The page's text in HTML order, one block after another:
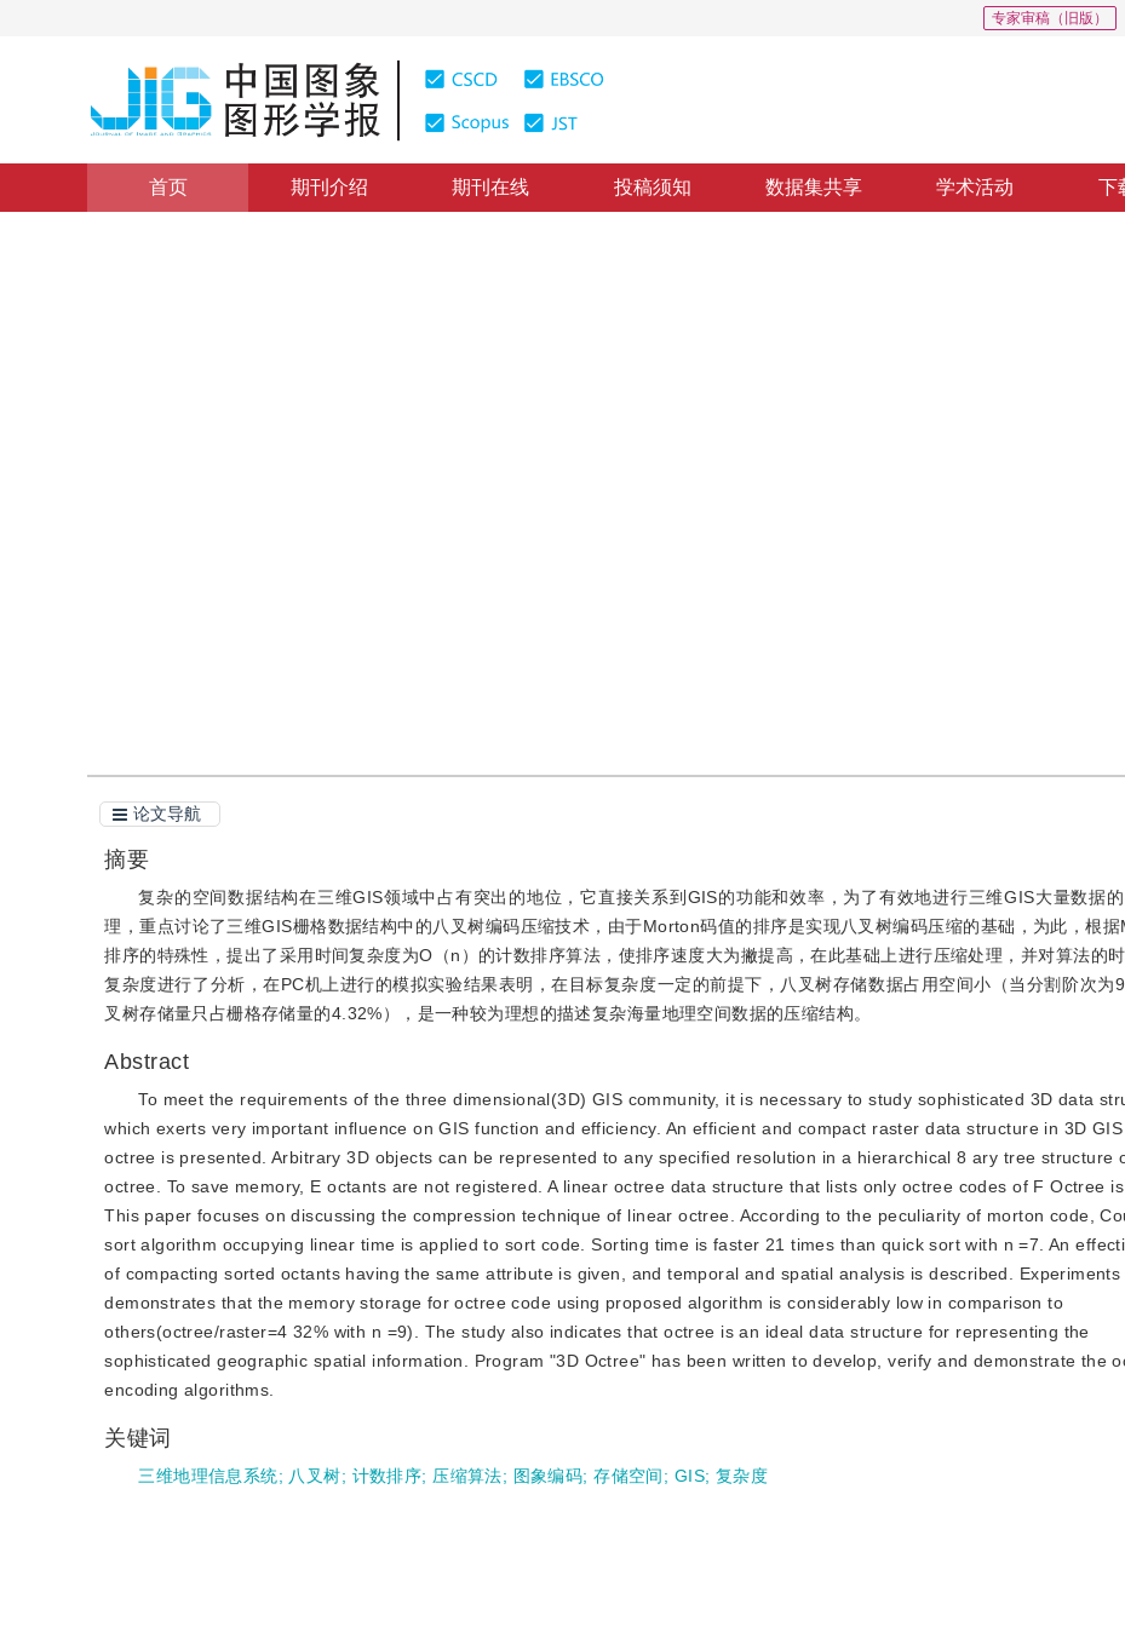
专家审稿（旧版）
首页 期刊介绍 期刊在线 投稿须知 数据集共享 学术活动 下
论文导航
摘要
复杂的空间数据结构在三维GIS领域中占有突出的地位，它直接关系到GIS的功能和效率，为了有效地进行三维GIS大量数据
理，重点讨论了三维GIS栅格数据结构中的八叉树编码压缩技术，由于Morton码值的排序是实现八叉树编码压缩的基础，为此，根
排序的特殊性，提出了采用时间复杂度为O（n）的计数排序算法，使排序速度大为撇提高，在此基础上进行压缩处理，并对算法的
复杂度进行了分析，在PC机上进行的模拟实验结果表明，在目标复杂度一定的前提下，八叉树存储数据占用空间小（当分割阶次为
叉树存储量只占栅格存储量的4.32%），是一种较为理想的描述复杂海量地理空间数据的压缩结构。
Abstract
To meet the requirements of the three dimensional(3D) GIS community, it is necessary to study sophisticated 3D data
which exerts very important influence on GIS function and efficiency. An efficient and compact raster data structure in 3D
octree is presented. Arbitrary 3D objects can be represented to any specified resolution in a hierarchical 8 ary tree structure
octree. To save memory, E octants are not registered. A linear octree data structure that lists only octree codes of F Octree is
This paper focuses on discussing the compression technique of linear octree. According to the peculiarity of morton code,
sort algorithm occupying linear time is applied to sort code. Sorting time is faster 21 times than quick sort with n =7. An
of compacting sorted octants having the same attribute is given, and temporal and spatial analysis is described. Experiments
demonstrates that the memory storage for octree code using proposed algorithm is considerably low in comparison to
others(octree/raster=4 32% with n =9). The study also indicates that octree is an ideal data structure for representing the
sophisticated geographic spatial information. Program "3D Octree" has been written to develop, verify and demonstrate the
encoding algorithms.
关键词
三维地理信息系统; 八叉树; 计数排序; 压缩算法; 图象编码;存储空间; GIS; 复杂度